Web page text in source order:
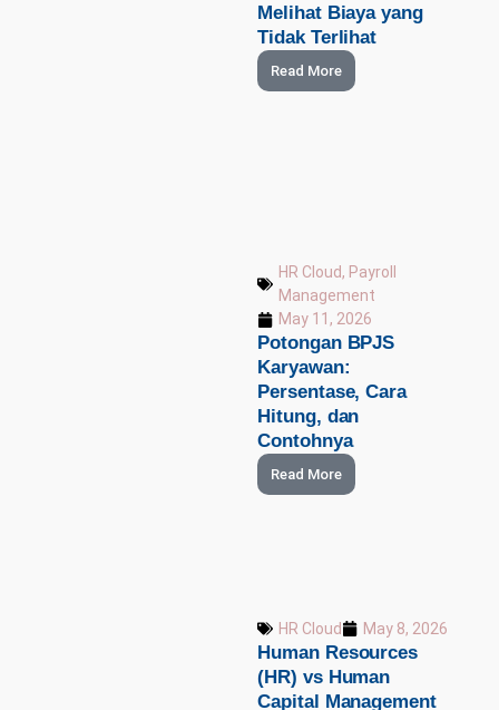
Melihat Biaya yang
Tidak Terlihat
Read More
HR Cloud, Payroll
Management
May 11, 2026
Potongan BPJS
Karyawan:
Persentase, Cara
Hitung, dan
Contohnya
Read More
HR Cloud May 8, 2026
Human Resources
(HR) vs Human
Capital Management